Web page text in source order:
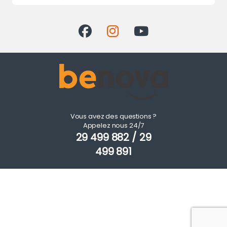
Vous avez des questions ?
Appelez nous 24/7
29 499 882 / 29
499 891